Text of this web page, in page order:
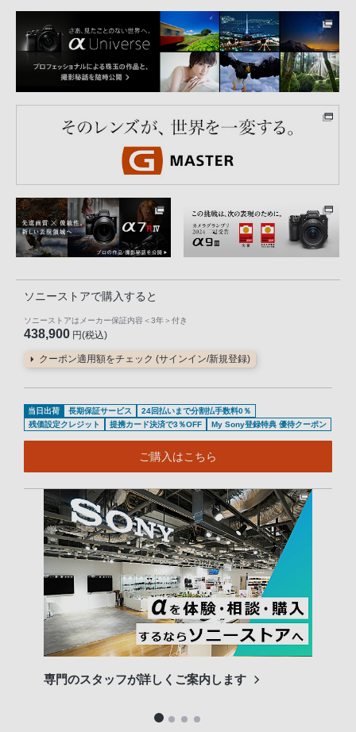
ソニーストアで購入すると
ソニーストアはメーカー保証内容 ＜3年＞ 付き
438,900 円(税込)
クーポン適用額をチェック (サインイン/新規登録)
当日出荷 長期保証サービス
24回払いまで分割払手数料0％
残価設定クレジット
提携カード決済で3％OFF My Sony登録特典 優待クーポン
ご購入はこちら
専門のスタッフが詳しくご案内します